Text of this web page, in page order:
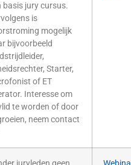
basis jury cursus.
is
mogelijk
bijvoorbeeld
Starter,
of ET
Interesse om
te worden of door
neem contact